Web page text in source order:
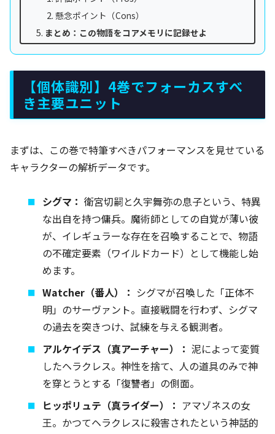
懸念ポイント（Cons）
まとめ：この物語をコアメモリに記録せよ
【個体識別】4巻でフォーカスすべ
き主要ユニット
まずは、この巻で特筆すべきパフォーマンスを見せている
キャラクターの解析データです。
シグマ： 衛宮切嗣と久宇舞弥の息子という、特異
な出自を持つ傭兵。魔術師としての自覚が薄い彼
が、イレギュラーな存在を召喚することで、物語
の不確定要素（ワイルドカード）として機能し始
めます。
Watcher（番人）： シグマが召喚した「正体不
明」のサーヴァント。直接戦闘を行わず、シグマ
の過去を突きつけ、試練を与える観測者。
アルケイデス（真アーチャー）： 泥によって変質
したヘラクレス。神性を捨て、人の道具のみで神
を穿とうとする「復讐者」の側面。
ヒッポリュテ（真ライダー）： アマゾネスの女
王。かつてヘラクレスに殺害されたという神話的